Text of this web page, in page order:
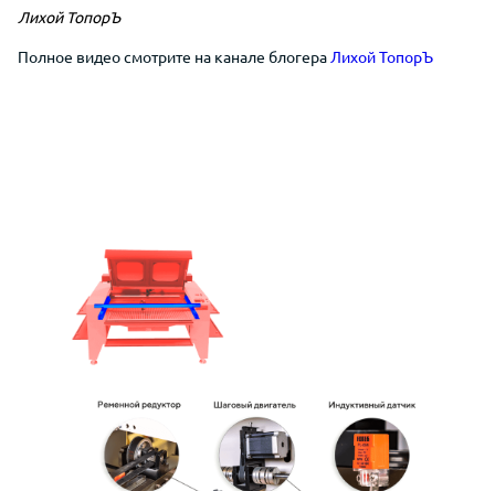
Лихой ТопорЪ
Полное видео смотрите на канале блогера Лихой ТопорЪ